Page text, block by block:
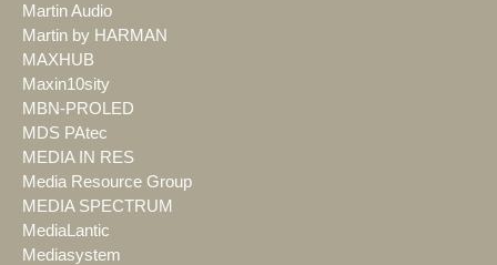
Martin Audio
Martin by HARMAN
MAXHUB
Maxin10sity
MBN-PROLED
MDS PAtec
MEDIA IN RES
Media Resource Group
MEDIA SPECTRUM
MediaLantic
Mediasystem